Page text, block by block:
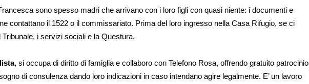
sono spesso madri che arrivano con i loro figli con quasi niente: i documenti e
contattano il 1522 o il commissariato. Prima del loro ingresso nella Casa Rifugio, se ci
i servizi sociali e la Questura.
, si occupa di diritto di famiglia e collaboro con Telefono Rosa, offrendo gratuito patrocinio
di consulenza dando loro indicazioni in caso intendano agire legalmente. E’ un lavoro